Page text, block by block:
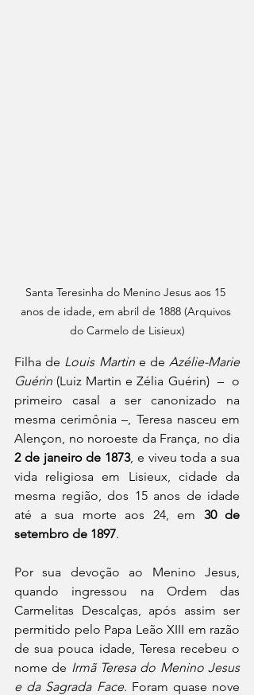
Santa Teresinha do Menino Jesus aos 15
anos de idade, em abril de 1888 (Arquivos
do Carmelo de Lisieux)
Filha de Louis Martin e de Azélie-Marie
Guérin (Luiz Martin e Zélia Guérin)  –  o
primeiro casal a ser canonizado na
mesma cerimônia –, Teresa nasceu em
2 de janeiro de 1873, e viveu toda a sua
vida religiosa em Lisieux, cidade da
mesma região, dos 15 anos de idade
até a sua morte aos 24, em 30 de
setembro de 1897.
Por sua devoção ao Menino Jesus,
quando ingressou na Ordem das
Carmelitas Descalças, após assim ser
permitido pelo Papa Leão XIII em razão
de sua pouca idade, Teresa recebeu o
nome de Irmã Teresa do Menino Jesus
e da Sagrada Face. Foram quase nove